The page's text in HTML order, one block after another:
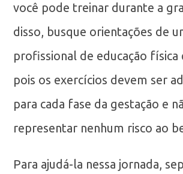
você pode treinar durante a
disso, busque orientações de
profissional de educação física
pois os exercícios devem ser
para cada fase da gestação e
representar nenhum risco ao
Para ajudá-la nessa jornada,